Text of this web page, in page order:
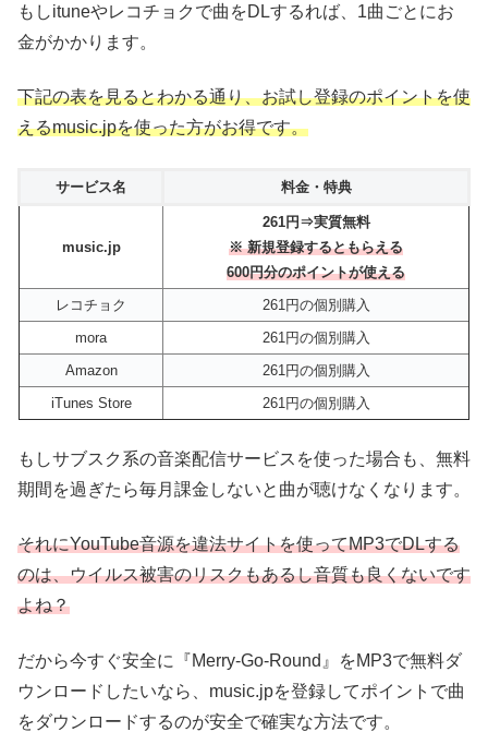
もしituneやレコチョクで曲をDLするれば、1曲ごとにお
金がかかります。
下記の表を見るとわかる通り、お試し登録のポイントを使
えるmusic.jpを使った方がお得です。
サービス名 料金・特典
music.jp
261円⇒実質無料
※ 新規登録するともらえる
600円分のポイントが使える
レコチョク
261円の個別購入
mora
261円の個別購入
Amazon
261円の個別購入
iTunes Store
261円の個別購入
もしサブスク系の音楽配信サービスを使った場合も、無料
期間を過ぎたら毎月課金しないと曲が聴けなくなります。
それにYouTube音源を違法サイトを使ってMP3でDLする
のは、ウイルス被害のリスクもあるし音質も良くないです
よね？
だから今すぐ安全に『Merry-Go-Round』をMP3で無料ダ
ウンロードしたいなら、music.jpを登録してポイントで曲
をダウンロードするのが安全で確実な方法です。